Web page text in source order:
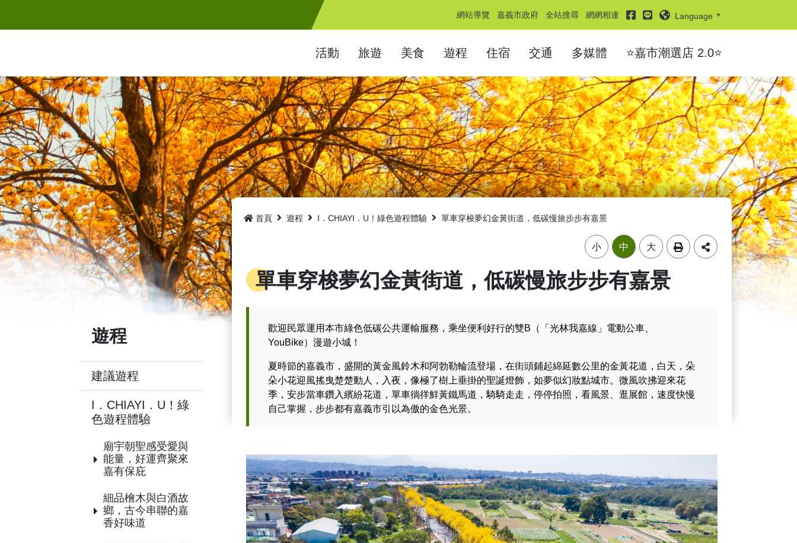
要
網站導覽 嘉義市政府 全站搜尋 網網相連 facebook
line Language
活動 旅遊 美食 遊程 住宿 交通 多媒體 ⭐嘉市潮選店 2.0⭐
遊程
建議遊程
I．CHIAYI．U！綠
色遊程體驗
廟宇朝聖感受愛與
能量，好運齊聚來
嘉有保庇
細品檜木與白酒故
鄉，古今串聯的嘉
香好味道
首頁 遊程 I．CHIAYI．U！綠色遊程體驗 單車穿梭夢幻金黃街道，低碳慢旅步步有嘉景
小 中 大
單車穿梭夢幻金黃街道，低碳慢旅步步有嘉景
歡迎民眾運用本市綠色低碳公共運輸服務，乘坐便利好行的雙B（「光林我嘉線」電動公車、
YouBike）漫遊小城！
夏時節的嘉義市，盛開的黃金風鈴木和阿勃勒輪流登場，在街頭鋪起綿延數公里的金黃花道，白天，朵
朵小花迎風搖曳楚楚動人，入夜，像極了樹上垂掛的聖誕燈飾，如夢似幻妝點城市。微風吹拂迎來花
季，安步當車鑽入繽紛花道，單車徜徉鮮黃鐵馬道，騎騎走走，停停拍照，看風景、逛展館，速度快慢
自己掌握，步步都有嘉義市引以為傲的金色光景。